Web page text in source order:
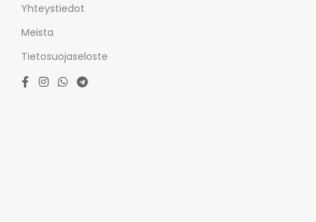
Yhteystiedot
Meista
Tietosuojaseloste